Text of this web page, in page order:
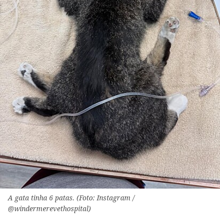
A gata tinha 6 patas. (Foto: Instagram /
@windermerevethospital)